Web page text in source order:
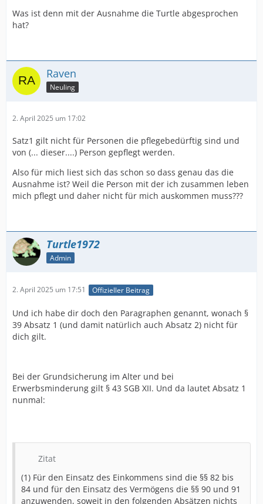
Was ist denn mit der Ausnahme die Turtle abgesprochen
hat?
Raven
Neuling
2. April 2025 um 17:02
Satz1 gilt nicht für Personen die pflegebedürftig sind und
von (... dieser....) Person gepflegt werden.
Also für mich liest sich das schon so dass genau das die
Ausnahme ist? Weil die Person mit der ich zusammen leben
mich pflegt und daher nicht für mich auskommen muss???
Turtle1972
Admin
2. April 2025 um 17:51 Offizieller Beitrag
Und ich habe dir doch den Paragraphen genannt, wonach §
39 Absatz 1 (und damit natürlich auch Absatz 2) nicht für
dich gilt.
Bei der Grundsicherung im Alter und bei
Erwerbsminderung gilt § 43 SGB XII. Und da lautet Absatz 1
nunmal:
Zitat
(1) Für den Einsatz des Einkommens sind die §§ 82 bis
84 und für den Einsatz des Vermögens die §§ 90 und 91
anzuwenden, soweit in den folgenden Absätzen nichts